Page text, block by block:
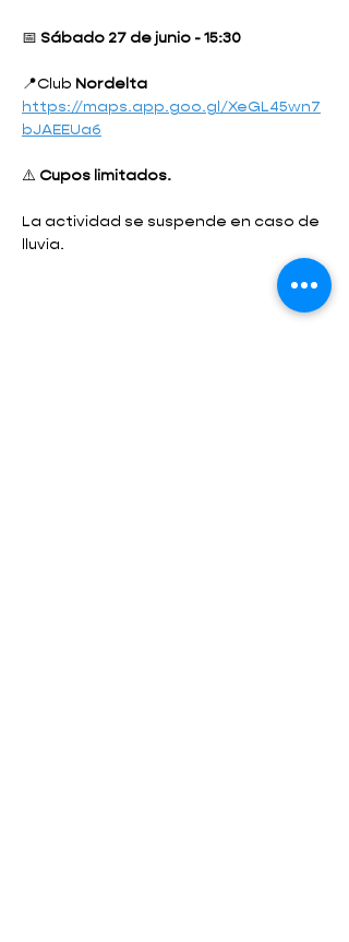
📅 Sábado 27 de junio - 15:30
📍Club Nordelta
https://maps.app.goo.gl/XeGL45wn7
bJAEEUa6
⚠️ Cupos limitados.
La actividad se suspende en caso de
lluvia.